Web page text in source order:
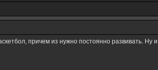
причем из нужно постоянно развивать. Ну